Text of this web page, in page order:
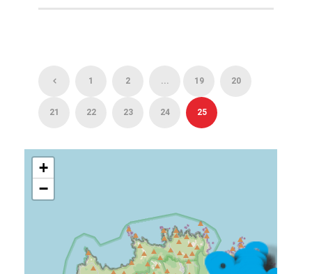
1 2 ... 19 20
21 22 23 24 25
+
−